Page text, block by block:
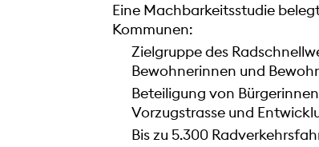
Eine Machbarkeitsstudie
Kommunen:
Zielgruppe des
Bewohnerinnen und
Beteiligung von
Vorzugstrasse und
Bis zu 5.300